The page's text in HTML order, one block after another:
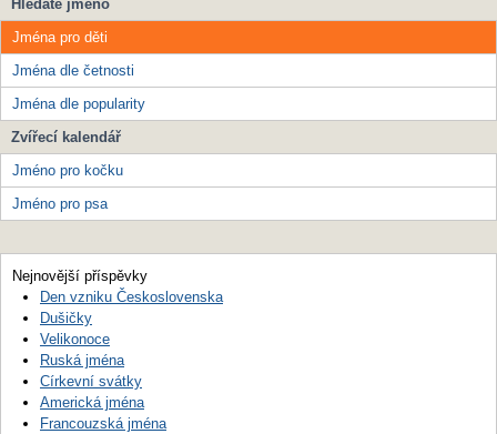
Hledáte jméno
Jména pro děti
Jména dle četnosti
Jména dle popularity
Zvířecí kalendář
Jméno pro kočku
Jméno pro psa
Nejnovější příspěvky
Den vzniku Československa
Dušičky
Velikonoce
Ruská jména
Církevní svátky
Americká jména
Francouzská jména